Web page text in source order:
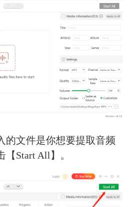
的文件是你想要提取音频
Start All】。